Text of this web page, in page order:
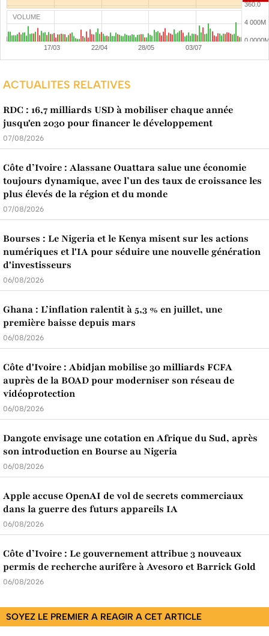
VOLUME
ACTUALITES RELATIVES
RDC : 16,7 milliards USD à mobiliser chaque année
jusqu'en 2030 pour financer le développement
07/08/2026
Côte d’Ivoire : Alassane Ouattara salue une économie
toujours dynamique, avec l’un des taux de croissance les
plus élevés de la région et du monde
07/08/2026
Bourses : Le Nigeria et le Kenya misent sur les actions
numériques et l'IA pour séduire une nouvelle génération
d'investisseurs
06/08/2026
Ghana : L’inflation ralentit à 5,3 % en juillet, une
première baisse depuis mars
06/08/2026
Côte d'Ivoire : Abidjan mobilise 30 milliards FCFA
auprès de la BOAD pour moderniser son réseau de
vidéoprotection
06/08/2026
Dangote envisage une cotation en Afrique du Sud, après
son introduction en Bourse au Nigeria
06/08/2026
Apple accuse OpenAI de vol de secrets commerciaux
dans la guerre des futurs appareils IA
06/08/2026
Côte d’Ivoire : Le gouvernement attribue 3 nouveaux
permis de recherche aurifère à Avesoro et Barrick Gold
06/08/2026
SOYEZ LE PREMIER A REAGIR A CET ARTICLE